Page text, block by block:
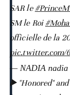
SAR le
SM le Roi
officielle de la
pic.twitter.com/
— NADIA nadia
▶️ "Honored"